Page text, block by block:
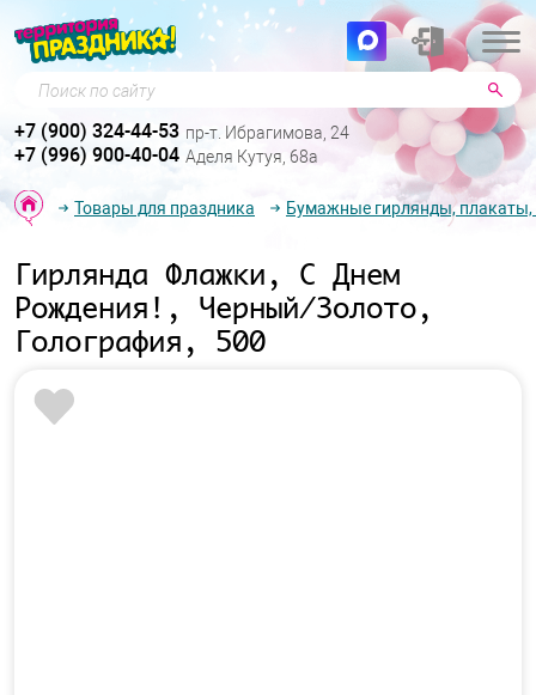
Поиск по сайту
+7 (900) 324-44-53 пр-т. Ибрагимова, 24
+7 (996) 900-40-04 Аделя Кутуя, 68а
Товары для праздника Бумажные гирлянды,
Гирлянда Флажки, С Днем
Рождения!, Черный/Золото,
Голография, 500